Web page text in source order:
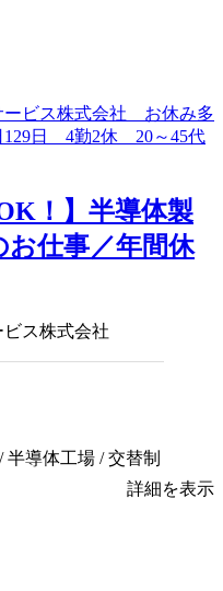
！】半導体製
仕事／年間休
ス株式会社
導体工場 / 交替制
詳細を表示